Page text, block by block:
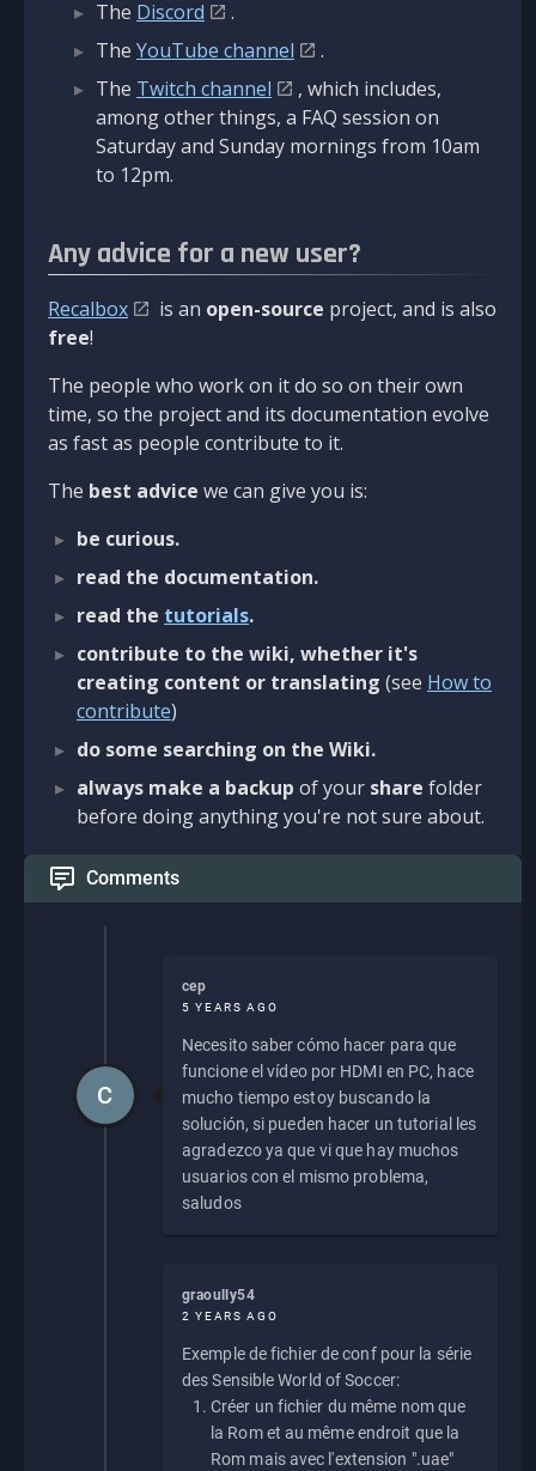
The Discord
.
The YouTube channel
.
The Twitch channel
, which includes,
among other things, a FAQ session on
Saturday and Sunday mornings from 10am
to 12pm.
Any advice for a new user?
Recalbox is an open-source project, and is also
free!
The people who work on it do so on their own
time, so the project and its documentation evolve
as fast as people contribute to it.
The best advice we can give you is:
be curious.
read the documentation.
read the tutorials.
contribute to the wiki, whether it's
creating content or translating (see How to
contribute)
do some searching on the Wiki.
always make a backup of your share folder
before doing anything you're not sure about.
Comments
cep
5 YEARS AGO
Necesito saber cómo hacer para que
funcione el vídeo por HDMI en PC, hace
mucho tiempo estoy buscando la
solución, si pueden hacer un tutorial les
agradezco ya que vi que hay muchos
usuarios con el mismo problema,
saludos
C
graoully54
2 YEARS AGO
Exemple de fichier de conf pour la série
des Sensible World of Soccer:
Créer un fichier du même nom que
la Rom et au même endroit que la
Rom mais avec l'extension ".uae"